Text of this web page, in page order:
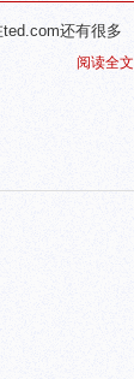
还有很多
阅读全文